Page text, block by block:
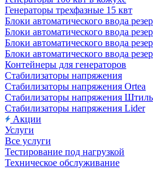
Генераторы трехфазные 15 квт
Блоки автоматического ввода
Блоки автоматического ввода
Блоки автоматического ввода
Блоки автоматического ввода
Контейнеры для генераторов
Стабилизаторы напряжения
Стабилизаторы напряжения Ortea
Стабилизаторы напряжения Штиль
Стабилизаторы напряжения Lider
Акции
Услуги
Все услуги
Тестирование под нагрузкой
Техническое обслуживание